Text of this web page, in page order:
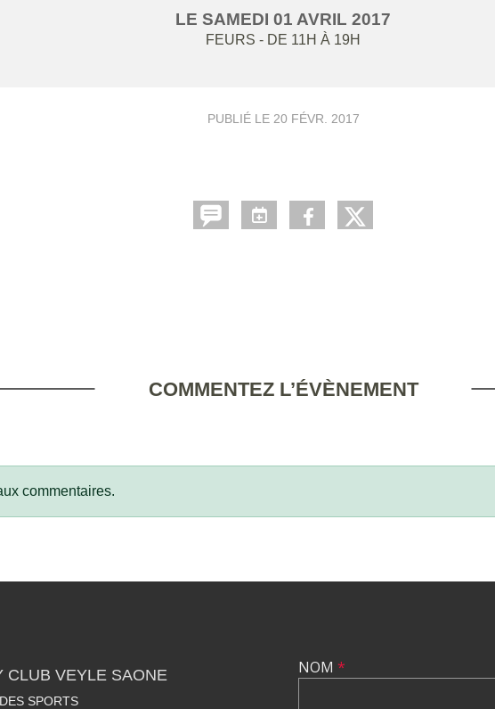
LE SAMEDI 01 AVRIL 2017
FEURS - DE 11H À 19H
PUBLIÉ LE 20 FÉVR. 2017
COMMENTEZ L’ÉVÈNEMENT
commentaires.
CLUB VEYLE SAONE
SPORTS
NOM *